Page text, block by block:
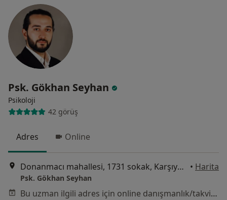
Psk. Gökhan Seyhan
Psikoloji
42 görüş
Adres Online
Donanmacı mahallesi, 1731 sokak, Karşıyaka/İzmir, Karşıyaka, İzmir, İzmir • Harita
Psk. Gökhan Seyhan
Bu uzman ilgili adres için online danışmanlık/takvim sunmuyor.